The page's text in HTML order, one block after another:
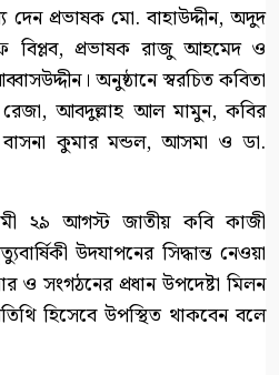
দেন প্রভাষক মো. বাহাউদ্দীন, অদুদ
বিপ্লব, প্রভাষক রাজু আহমেদ ও
অনুষ্ঠানে স্বরচিত কবিতা
আবদুল্লাহ আল মামুন, কবির
কুমার মন্ডল, আসমা ও ডা.
২৯ আগস্ট জাতীয় কবি কাজী
উদযাপনের সিদ্ধান্ত নেওয়া
ও সংগঠনের প্রধান উপদেষ্টা মিলন
হিসেবে উপস্থিত থাকবেন বলে